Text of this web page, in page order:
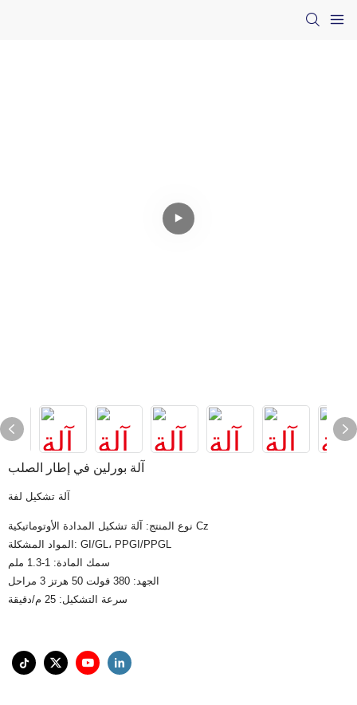
آلة بورلين في إطار الصلب
آلة تشكيل لفة
نوع المنتج: آلة تشكيل المدادة الأوتوماتيكية Cz
المواد المشكلة: GI/GL، PPGI/PPGL
سمك المادة: 1-1.3 ملم
الجهد: 380 فولت 50 هرتز 3 مراحل
سرعة التشكيل: 25 م/دقيقة